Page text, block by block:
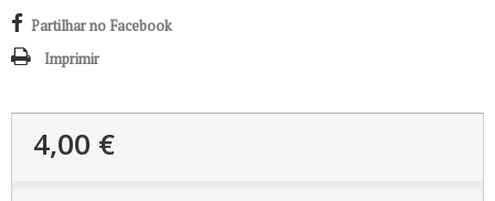
Partilhar no Facebook
Imprimir
4,00 €